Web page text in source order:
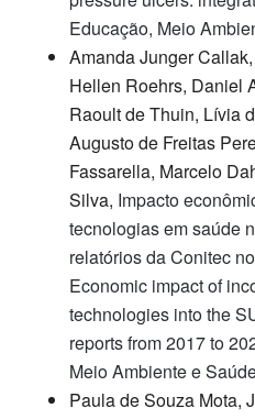
Educação, Meio
Amanda Junger
Hellen Roehrs, Daniel
Raoult de Thuin, Lívia
Augusto de Freitas
Fassarella, Marcelo
Silva, Impacto
tecnologias em saúde
relatórios da Conitec
Economic impact of
technologies into the
reports from 2017 to
Meio Ambiente e
Paula de Souza Mota,